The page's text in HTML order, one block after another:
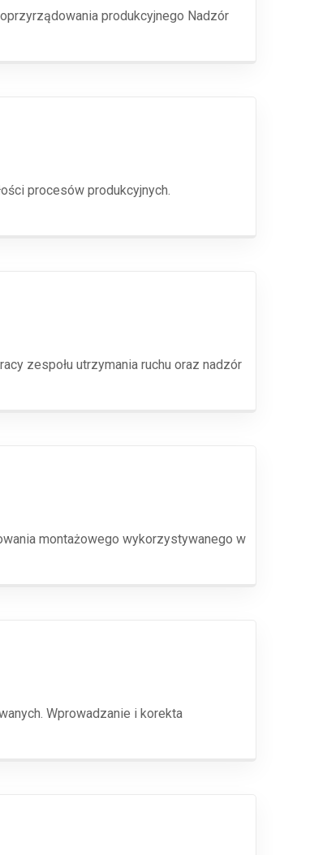
produkcyjnego Nadzór
procesów produkcyjnych.
zespołu utrzymania ruchu oraz nadzór
montażowego wykorzystywanego w
Wprowadzanie i korekta